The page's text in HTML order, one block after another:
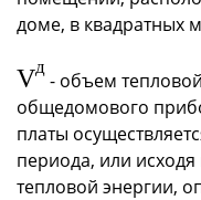
доме, в квадратных
Vд
- объем
общедомового
платы
периода, или
тепловой энергии,